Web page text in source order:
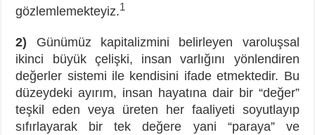
gözlemlemekteyiz.1
2) Günümüz kapitalizmini belirleyen varoluşsal
ikinci büyük çelişki, insan varlığını yönlendiren
değerler sistemi ile kendisini ifade etmektedir. Bu
düzeydeki ayırım, insan hayatına dair bir “değer”
teşkil eden veya üreten her faaliyeti soyutlayıp
sıfırlayarak bir tek değere yani “paraya” ve